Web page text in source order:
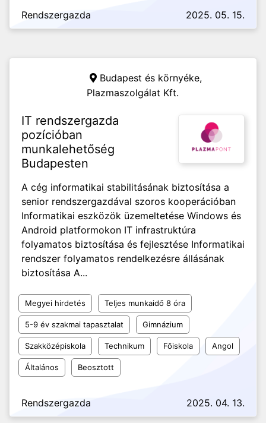
Rendszergazda 2025. 05. 15.
Budapest és környéke,
Plazmaszolgálat Kft.
IT rendszergazda
pozícióban
munkalehetőség
Budapesten
A cég informatikai stabilitásának biztosítása a
senior rendszergazdával szoros kooperációban
Informatikai eszközök üzemeltetése Windows és
Android platformokon IT infrastruktúra
folyamatos biztosítása és fejlesztése Informatikai
rendszer folyamatos rendelkezésre állásának
biztosítása A...
Megyei hirdetés Teljes munkaidő 8 óra
5-9 év szakmai tapasztalat Gimnázium
Szakközépiskola Technikum Főiskola Angol
Általános Beosztott
Rendszergazda 2025. 04. 13.